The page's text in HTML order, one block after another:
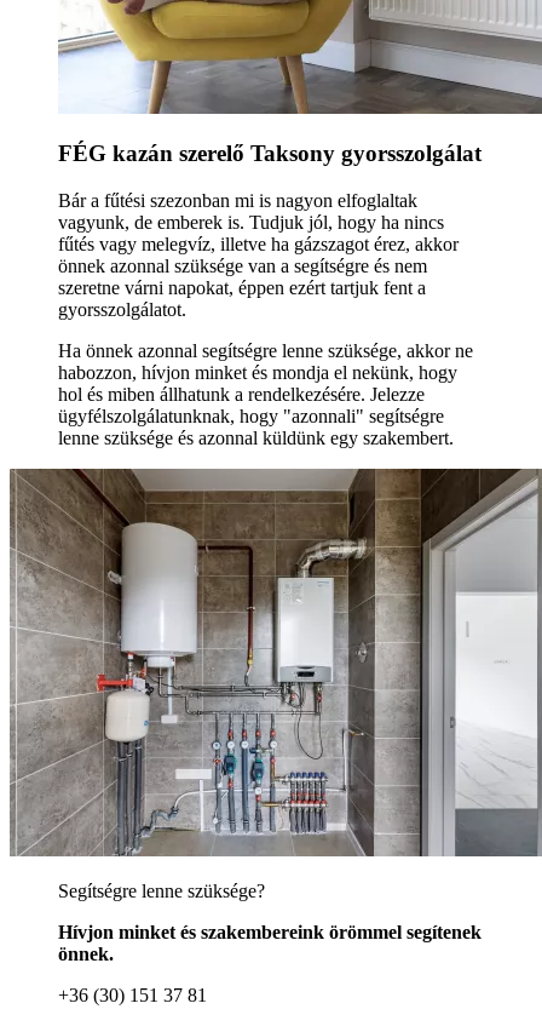
FÉG kazán szerelő Taksony gyorsszolgálat
Bár a fűtési szezonban mi is nagyon elfoglaltak
vagyunk, de emberek is. Tudjuk jól, hogy ha nincs
fűtés vagy melegvíz, illetve ha gázszagot érez, akkor
önnek azonnal szüksége van a segítségre és nem
szeretne várni napokat, éppen ezért tartjuk fent a
gyorsszolgálatot.
Ha önnek azonnal segítségre lenne szüksége, akkor ne
habozzon, hívjon minket és mondja el nekünk, hogy
hol és miben állhatunk a rendelkezésére. Jelezze
ügyfélszolgálatunknak, hogy "azonnali" segítségre
lenne szüksége és azonnal küldünk egy szakembert.
Segítségre lenne szüksége?
Hívjon minket és szakembereink örömmel segítenek
önnek.
+36 (30) 151 37 81